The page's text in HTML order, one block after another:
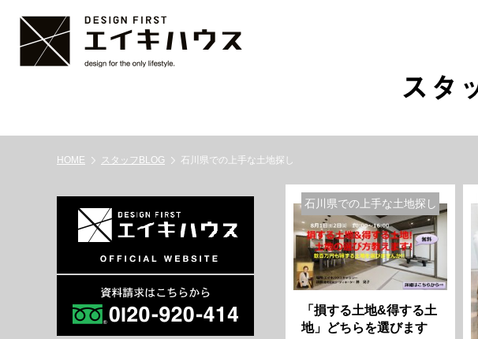
HOME スタッフBLOG 石川県での上手な土地探し
石川県での上手な土地探し
「損する土地&得する土
地」どちらを選びます